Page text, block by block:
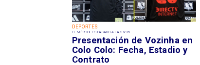
DEPORTES
EL MIÉRCOLES PASADO A LAS 9:35
Presentación de Vozinha en
Colo Colo: Fecha, Estadio y
Contrato